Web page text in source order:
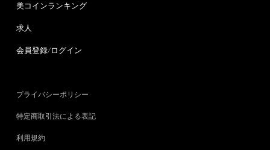
美コインランキング
求人
会員登録/ログイン
プライバシーポリシー
特定商取引法による表記
利用規約